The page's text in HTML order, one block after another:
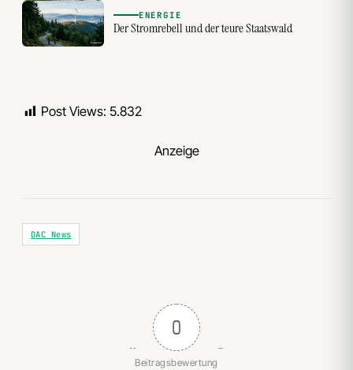
ENERGIE
Der Stromrebell und der teure Staatswald
Post Views: 5.832
Anzeige
DAC News
0
Beitragsbewertung